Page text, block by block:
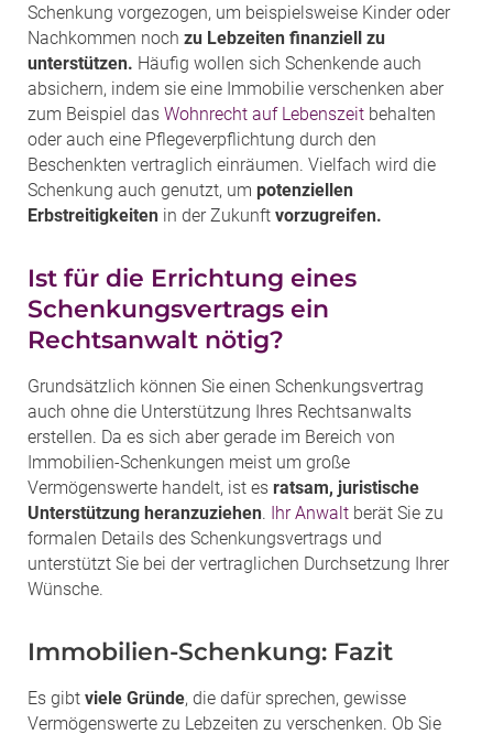
Schenkung vorgezogen, um beispielsweise Kinder oder
Nachkommen noch zu Lebzeiten finanziell zu
unterstützen. Häufig wollen sich Schenkende auch
absichern, indem sie eine Immobilie verschenken aber
zum Beispiel das Wohnrecht auf Lebenszeit behalten
oder auch eine Pflegeverpflichtung durch den
Beschenkten vertraglich einräumen. Vielfach wird die
Schenkung auch genutzt, um potenziellen
Erbstreitigkeiten in der Zukunft vorzugreifen.
Ist für die Errichtung eines
Schenkungsvertrags ein
Rechtsanwalt nötig?
Grundsätzlich können Sie einen Schenkungsvertrag
auch ohne die Unterstützung Ihres Rechtsanwalts
erstellen. Da es sich aber gerade im Bereich von
Immobilien-Schenkungen meist um große
Vermögenswerte handelt, ist es ratsam, juristische
Unterstützung heranzuziehen. Ihr Anwalt berät Sie zu
formalen Details des Schenkungsvertrags und
unterstützt Sie bei der vertraglichen Durchsetzung Ihrer
Wünsche.
Immobilien-Schenkung: Fazit
Es gibt viele Gründe, die dafür sprechen, gewisse
Vermögenswerte zu Lebzeiten zu verschenken. Ob Sie